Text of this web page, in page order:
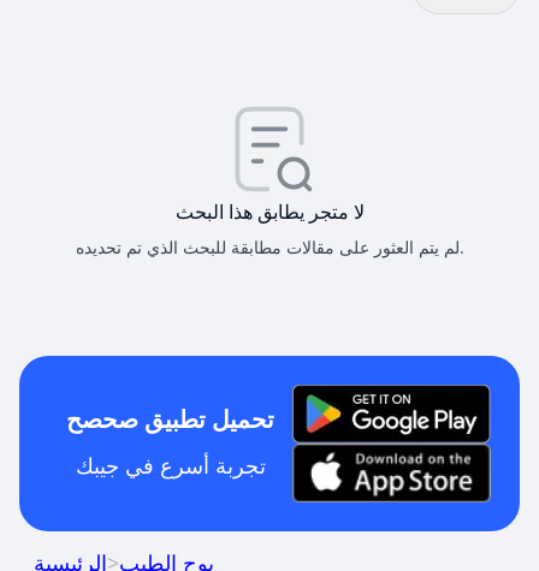
لا متجر يطابق هذا البحث
لم يتم العثور على مقالات مطابقة للبحث الذي تم تحديده.
تحميل تطبيق صحصح
تجربة أسرع في جيبك
الرئيسية>بوح الطيب